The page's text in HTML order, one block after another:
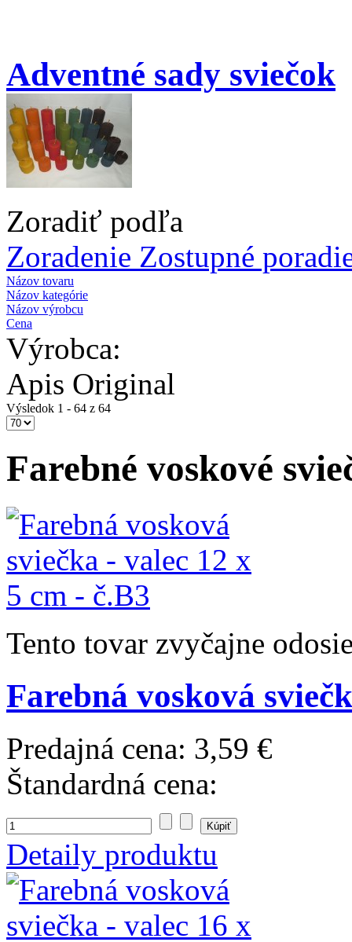
Adventné sady sviečok
Zoradiť podľa
Zoradenie Zostupné
Názov tovaru
Názov kategórie
Názov výrobcu
Cena
Výrobca:
Apis Original
Výsledok 1 - 64 z 64
Farebné voskové
Tento tovar zvyčajne
Farebná vosková
Predajná cena: 3,59 €
Štandardná cena:
Detaily produktu